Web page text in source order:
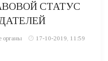
СТАТУС
органы
17-10-2019, 11:59